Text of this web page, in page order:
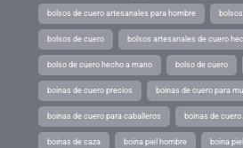
bolsos de cuero artesanales para hombre
bolsos de cuero bolsos artesanales de cuero
bolso de cuero hecho a mano bolso de cuero
boinas de cuero precios boinas de cuero para
boinas de cuero para caballeros boinas de
boinas de caza boina piel hombre boina piel